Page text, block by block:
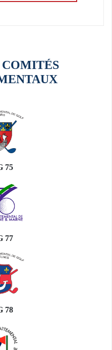
COMITÉS
75
77
78